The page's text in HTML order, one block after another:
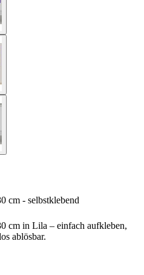
cm - selbstklebend
cm in Lila – einfach aufkleben,
ablösbar.